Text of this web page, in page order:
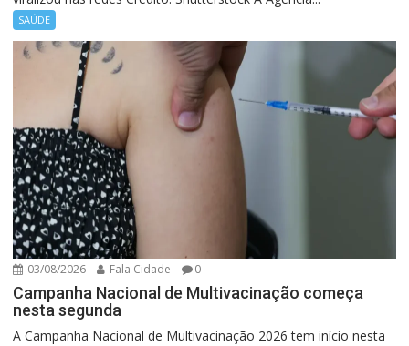
SAÚDE
03/08/2026 Fala Cidade 0
Campanha Nacional de Multivacinação começa
nesta segunda
A Campanha Nacional de Multivacinação 2026 tem início nesta